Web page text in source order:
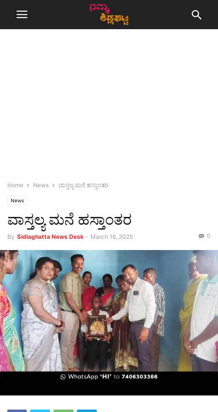
Home News ವಾಸ್ತಲ್ಯ ಮನೆ ಹಸ್ತಾಂತರ
News
ವಾಸ್ತಲ್ಯ ಮನೆ ಹಸ್ತಾಂತರ
By Sidlaghatta News Desk - March 16, 2025 0